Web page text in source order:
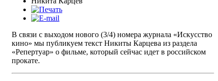
В связи с выходом нового (3/4) номера журнала «Искусство
кино» мы публикуем текст Никиты Карцева из раздела
«Репертуар» о фильме, который сейчас идет в российском
прокате.